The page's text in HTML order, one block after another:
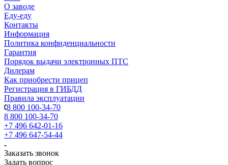
О заводе
Еду-еду
Контакты
Информация
Политика конфиденциальности
Гарантия
Порядок выдачи электронных ПТС
Дилерам
Как приобрести прицеп
Регистрация в ГИБДД
Правила эксплуатации
8 800 100-34-70
8 800 100-34-70
+7 496 642-01-16
+7 496 647-54-44
Заказать звонок
Задать вопрос